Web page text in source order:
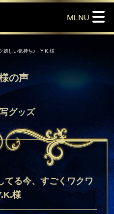
嬉しい気持ち♪ Y.K.様
の声
グッズ
てる今、すごくワクワ
様